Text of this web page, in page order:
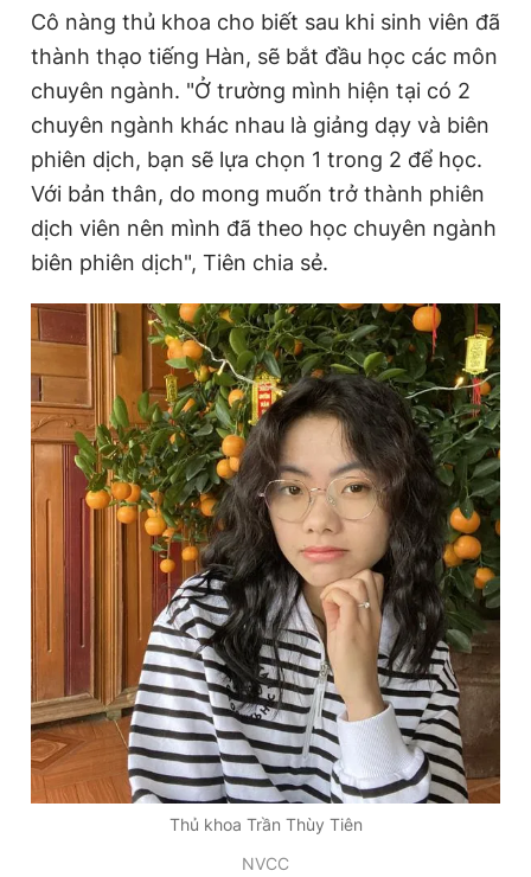
Cô nàng thủ khoa cho biết sau khi sinh viên đã
thành thạo tiếng Hàn, sẽ bắt đầu học các môn
chuyên ngành. "Ở trường mình hiện tại có 2
chuyên ngành khác nhau là giảng dạy và biên
phiên dịch, bạn sẽ lựa chọn 1 trong 2 để học.
Với bản thân, do mong muốn trở thành phiên
dịch viên nên mình đã theo học chuyên ngành
biên phiên dịch", Tiên chia sẻ.
Thủ khoa Trần Thùy Tiên
NVCC